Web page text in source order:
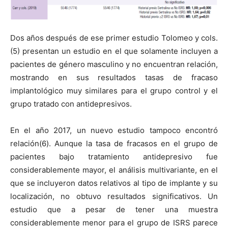
Dos años después de ese primer estudio Tolomeo y cols.
(5) presentan un estudio en el que solamente incluyen a
pacientes de género masculino y no encuentran relación,
mostrando en sus resultados tasas de fracaso
implantológico muy similares para el grupo control y el
grupo tratado con antidepresivos.
En el año 2017, un nuevo estudio tampoco encontró
relación(6). Aunque la tasa de fracasos en el grupo de
pacientes bajo tratamiento antidepresivo fue
considerablemente mayor, el análisis multivariante, en el
que se incluyeron datos relativos al tipo de implante y su
localización, no obtuvo resultados significativos. Un
estudio que a pesar de tener una muestra
considerablemente menor para el grupo de ISRS parece